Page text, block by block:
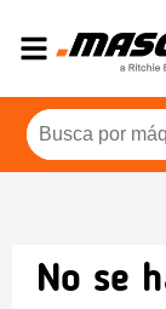
No se